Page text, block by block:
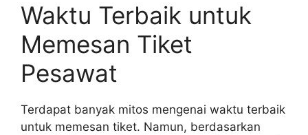
Waktu Terbaik untuk
Memesan Tiket
Pesawat
Terdapat banyak mitos mengenai waktu terbaik
untuk memesan tiket. Namun, berdasarkan